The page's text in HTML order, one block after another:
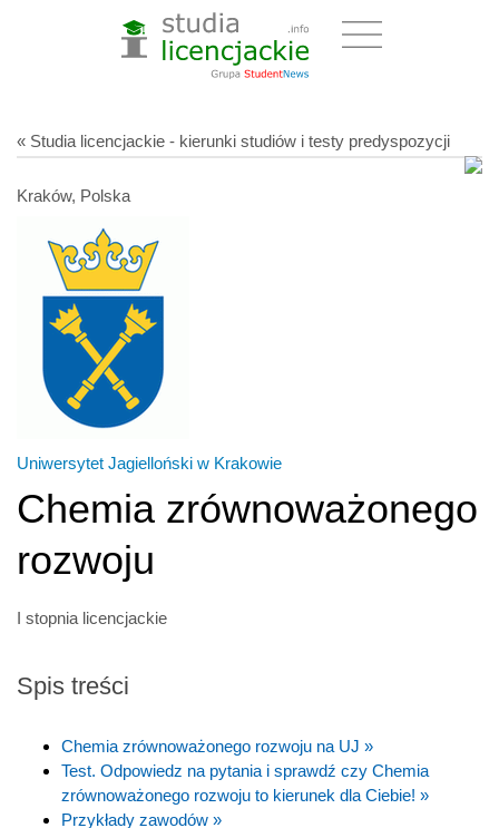
« Studia licencjackie - kierunki studiów i testy predyspozycji
Kraków, Polska
Uniwersytet Jagielloński w Krakowie
Chemia zrównoważonego
rozwoju
I stopnia licencjackie
Spis treści
Chemia zrównoważonego rozwoju na UJ »
Test. Odpowiedz na pytania i sprawdź czy Chemia
zrównoważonego rozwoju to kierunek dla Ciebie! »
Przykłady zawodów »